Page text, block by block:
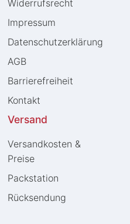
Widerrufs­recht
Impressum
Daten­schutz­erklärung
AGB
Barrierefreiheit
Kontakt
Versand
Versandkosten &
Preise
Packstation
Rücksendung